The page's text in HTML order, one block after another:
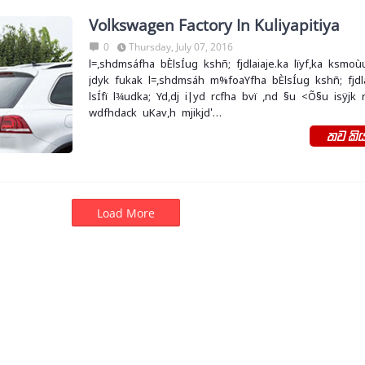
Volkswagen Factory In Kuliyapitiya
0
Thursday, July 07, 2016
l=,shdmsáfha bÈlsÍug kshñ; fjdlaiaje.ka lïyf,ka
jdyk fukak l=,shdmsáh m%foaYfha bÈlsÍug kshñ;
lsÍfï l¾udka; Yd,dj i|yd rcfha bvï ,nd §u <Õ§u isÿjk
wdfhdack uKav,h mjikjd'…
තව
Load More